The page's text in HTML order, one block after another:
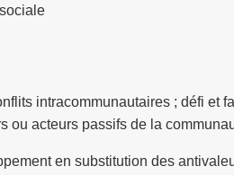
intracommunautaires ; défi
acteurs passifs de la
en substitution des